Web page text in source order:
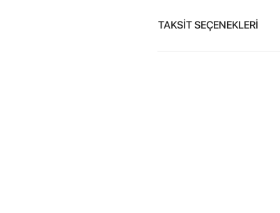
TAKSİT SEÇENEKLERİ